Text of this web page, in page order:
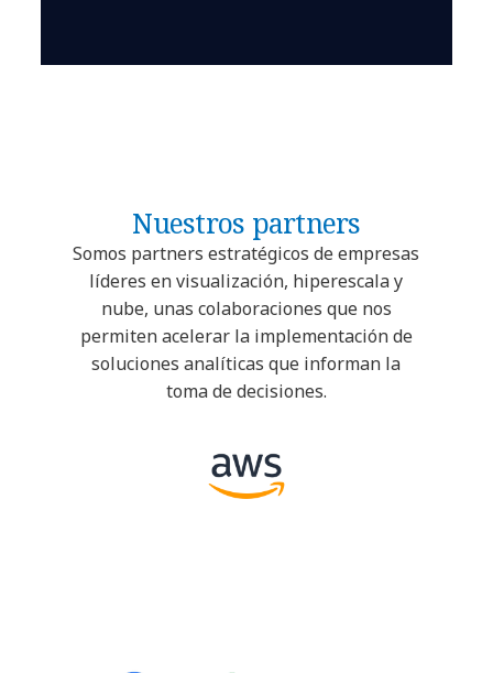
Nuestros partners
Somos partners estratégicos de empresas
líderes en visualización, hiperescala y
nube, unas colaboraciones que nos
permiten acelerar la implementación de
soluciones analíticas que informan la
toma de decisiones.